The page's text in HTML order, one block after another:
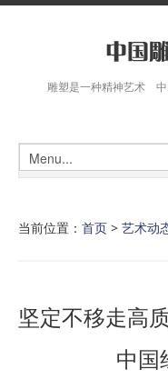
雕塑是一种精神艺术 中
当前位置： 首页 > 艺术动
坚定不移走高
中国